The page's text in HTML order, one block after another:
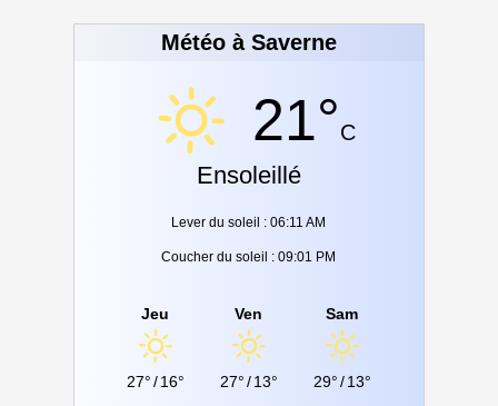
Météo à Saverne
21°C
Ensoleillé
Lever du soleil : 06:11 AM
Coucher du soleil : 09:01 PM
Jeu
27°/16°
Ven
27°/13°
Sam
29°/13°